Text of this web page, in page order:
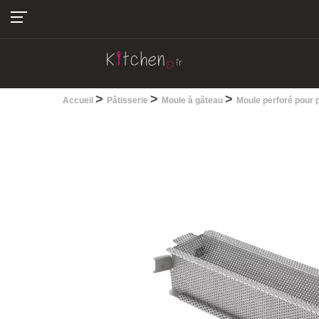
Accueil > Pâtisserie > Moule à gâteau > Moule perforé pour